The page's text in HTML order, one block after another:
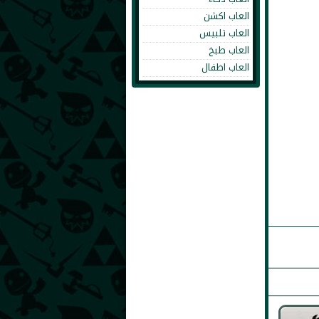
العاب اكشن
العاب تلبيس
العاب طبخ
العاب اطفال